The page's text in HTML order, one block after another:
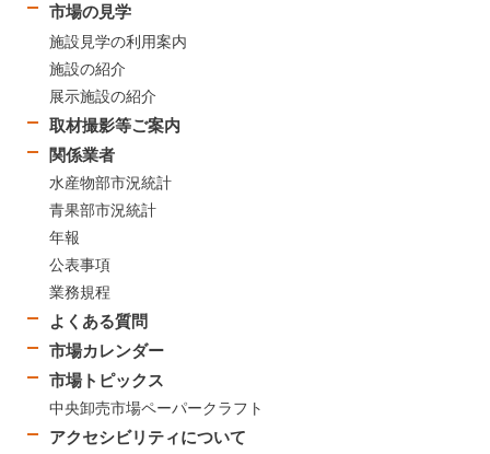
市場の見学
施設見学の利用案内
施設の紹介
展示施設の紹介
取材撮影等ご案内
関係業者
水産物部市況統計
青果部市況統計
年報
公表事項
業務規程
よくある質問
市場カレンダー
市場トピックス
中央卸売市場ペーパークラフト
アクセシビリティについて